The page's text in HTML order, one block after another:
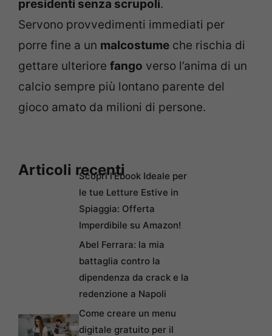
presidenti senza scrupoli.
Servono provvedimenti immediati per
porre fine a un malcostume che rischia di
gettare ulteriore fango verso l’anima di un
calcio sempre più lontano parente del
gioco amato da milioni di persone.
Articoli recentiScopri l’Ebook Ideale per
le tue Letture Estive in
Spiaggia: Offerta
Imperdibile su Amazon!
Abel Ferrara: la mia
battaglia contro la
dipendenza da crack e la
redenzione a Napoli
Come creare un menu
digitale gratuito per il